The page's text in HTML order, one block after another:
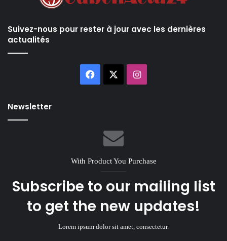
Suivez-nous pour rester à jour avec les dernières
actualités
Facebook Instagram
Newsletter
With Product You Purchase
Subscribe to our mailing list
to get the new updates!
Lorem ipsum dolor sit amet, consectetur.